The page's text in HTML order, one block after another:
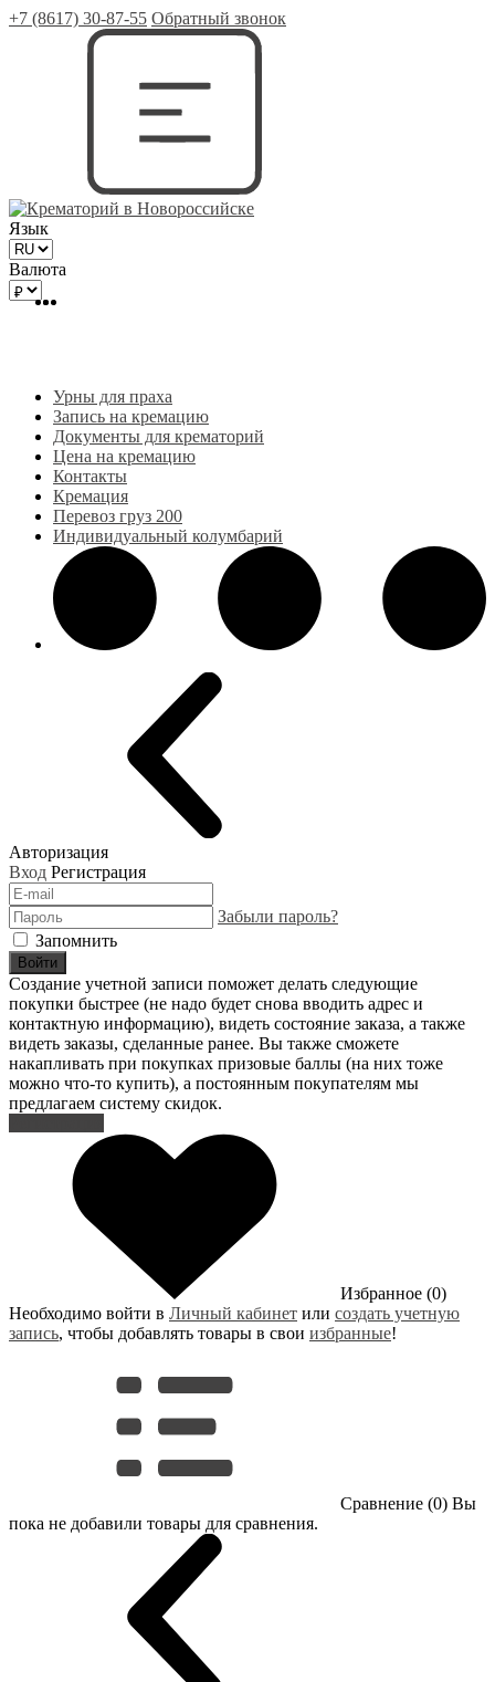
+7 (8617) 30-87-55 Обратный звонок
Язык
Валюта
Урны для праха
Запись на кремацию
Документы для крематорий
Цена на кремацию
Контакты
Кремация
Перевоз груз 200
Индивидуальный колумбарий
Авторизация
Вход Регистрация
Забыли пароль?
Запомнить
Войти
Создание учетной записи поможет делать следующие
покупки быстрее (не надо будет снова вводить адрес и
контактную информацию), видеть состояние заказа, а также
видеть заказы, сделанные ранее. Вы также сможете
накапливать при покупках призовые баллы (на них тоже
можно что-то купить), а постоянным покупателям мы
предлагаем систему скидок.
Избранное (0)
Необходимо войти в Личный кабинет или создать учетную
запись, чтобы добавлять товары в свои избранные!
Сравнение (0) Вы
пока не добавили товары для сравнения.